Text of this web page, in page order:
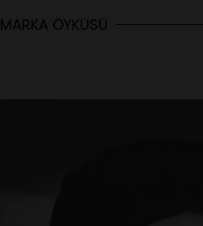
MARKA ÖYKÜSÜ